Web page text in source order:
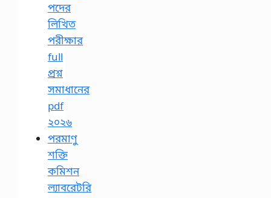
পদের
লিখিত
পরীক্ষার
full
প্রশ্ন
সমাধানের
pdf
২০২৬
পরমাণু
শক্তি
কমিশন
ল্যাবরেটরি